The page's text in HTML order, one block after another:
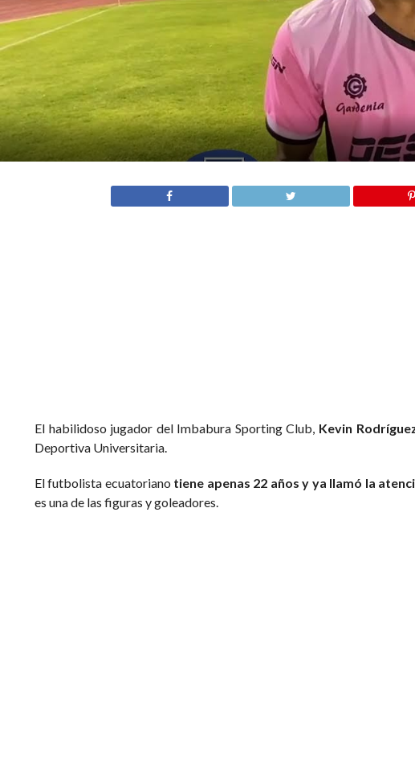
El habilidoso jugador del Imbabura Sporting Club, Kevin
Deportiva Universitaria.
El futbolista ecuatoriano tiene apenas 22 años y ya llamó la
es una de las figuras y goleadores.